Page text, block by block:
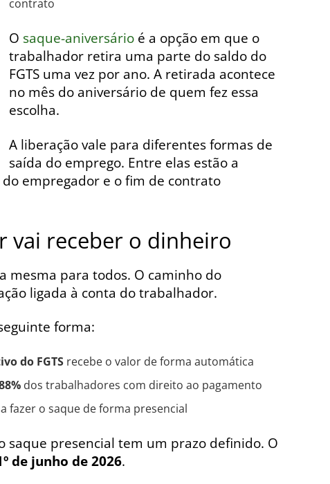
contrato
O saque-aniversário é a opção em que o
trabalhador retira uma parte do saldo do
FGTS uma vez por ano. A retirada acontece
no mês do aniversário de quem fez essa
escolha.
A liberação vale para diferentes formas de
saída do emprego. Entre elas estão a
empregador e o fim de contrato
vai receber o dinheiro
mesma para todos. O caminho do
ligada à conta do trabalhador.
forma:
do FGTS recebe o valor de forma automática
dos trabalhadores com direito ao pagamento
fazer o saque de forma presencial
saque presencial tem um prazo definido. O
de junho de 2026.